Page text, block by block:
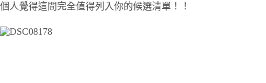
個人覺得這間完全值得列入你的候選清單！！